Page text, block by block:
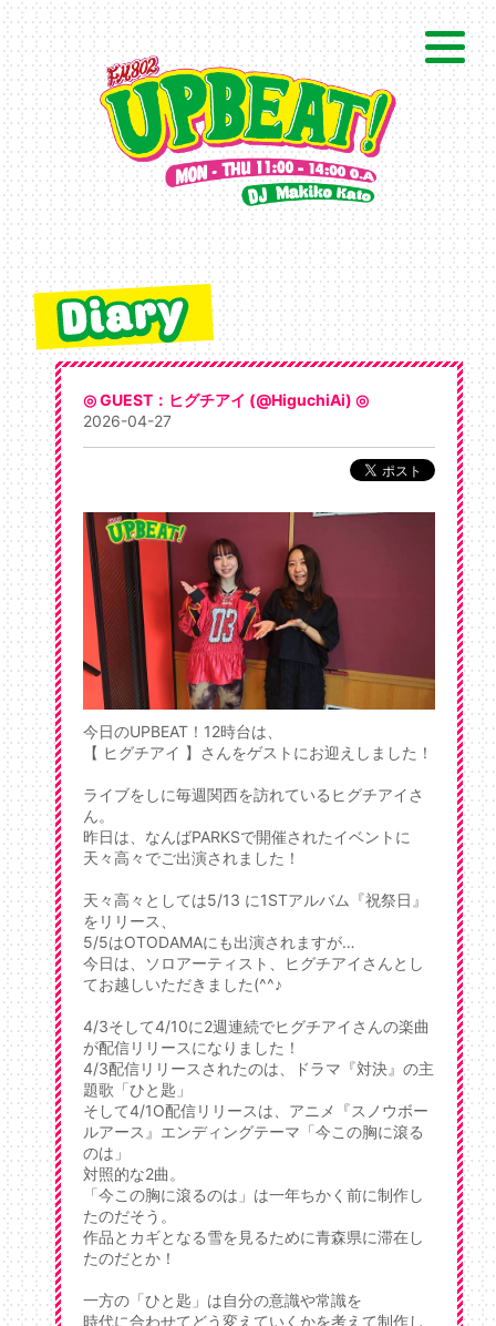
◎ GUEST：ヒグチアイ (@HiguchiAi) ◎
2026-04-27
今日のUPBEAT！12時台は、
【 ヒグチアイ 】さんをゲストにお迎えしました！
ライブをしに毎週関西を訪れているヒグチアイさ
ん。
昨日は、なんばPARKSで開催されたイベントに
天々高々でご出演されました！
天々高々としては5/13 に1STアルバム『祝祭日』
をリリース、
5/5はOTODAMAにも出演されますが…
今日は、ソロアーティスト、ヒグチアイさんとし
てお越しいただきました(^^♪
4/3そして4/10に2週連続でヒグチアイさんの楽曲
が配信リリースになりました！
4/3配信リリースされたのは、ドラマ『対決』の主
題歌「ひと匙」
そして4/1O配信リリースは、アニメ『スノウボー
ルアース』エンディングテーマ「今この胸に滾る
のは」
対照的な2曲。
「今この胸に滾るのは」は一年ちかく前に制作し
たのだそう。
作品とカギとなる雪を見るために青森県に滞在し
たのだとか！
一方の「ひと匙」は自分の意識や常識を
時代に合わせてどう変えていくかを考えて制作し